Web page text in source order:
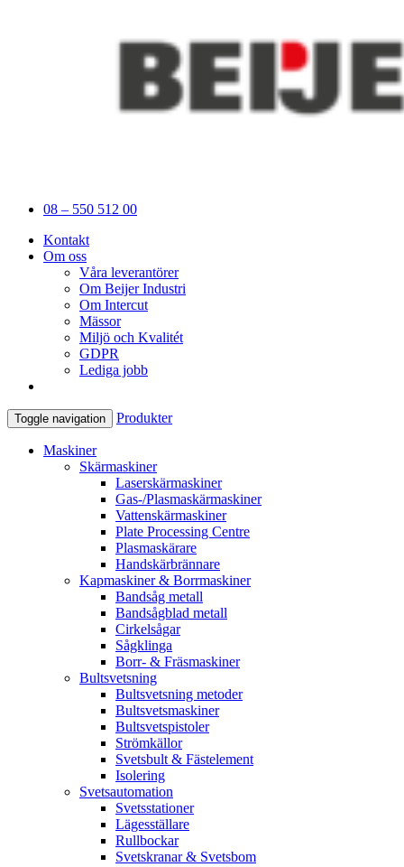
08 – 550 512 00
Kontakt
Om oss
Våra leverantörer
Om Beijer Industri
Om Intercut
Mässor
Miljö och Kvalitét
GDPR
Lediga jobb
Toggle navigation Produkter
Maskiner
Skärmaskiner
Laserskärmaskiner
Gas-/Plasmaskärmaskiner
Vattenskärmaskiner
Plate Processing Centre
Plasmaskärare
Handskärbrännare
Kapmaskiner & Borrmaskiner
Bandsåg metall
Bandsågblad metall
Cirkelsågar
Sågklinga
Borr- & Fräsmaskiner
Bultsvetsning
Bultsvetsning metoder
Bultsvetsmaskiner
Bultsvetspistoler
Strömkällor
Svetsbult & Fästelement
Isolering
Svetsautomation
Svetsstationer
Lägesställare
Rullbockar
Svetskranar & Svetsbom